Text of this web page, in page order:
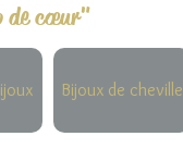
de cœur"
Bijoux de cheville